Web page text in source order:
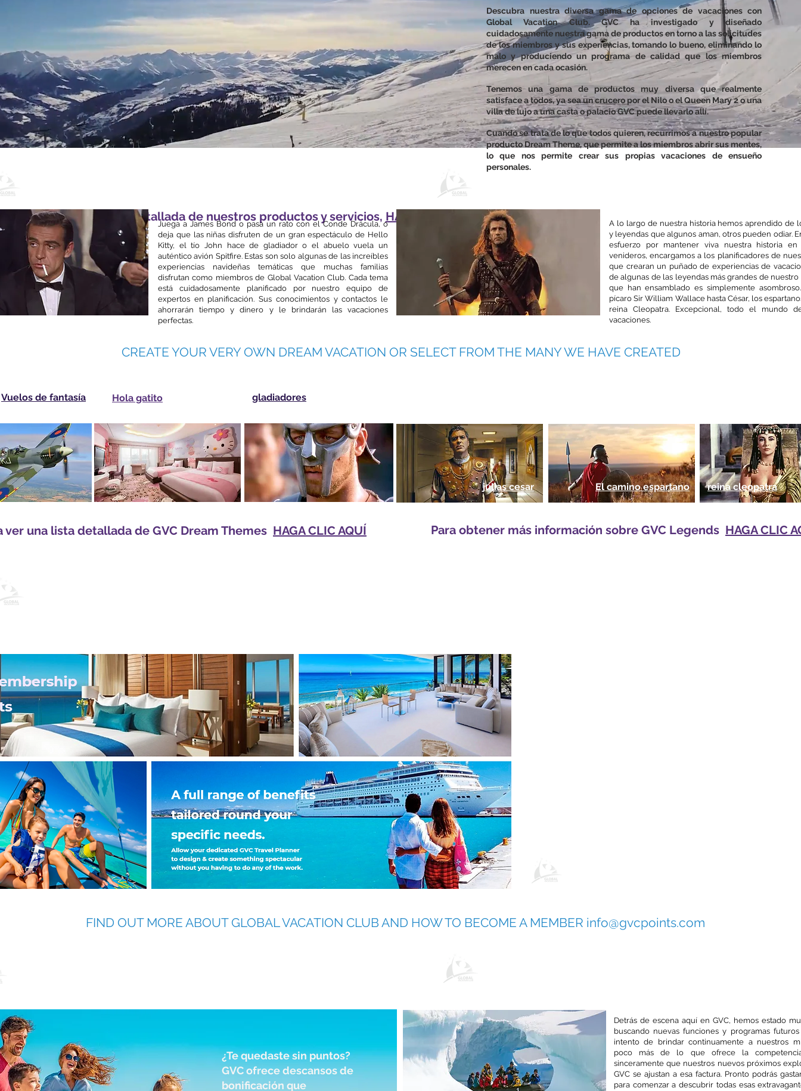
Descubra nuestra diversa gama de opciones de vacaciones con
Global Vacation Club. GVC ha investigado y diseñado
cuidadosamente nuestra gama de productos en torno a las solicitudes
de los miembros y sus experiencias, tomando lo bueno, eliminando lo
malo y produciendo un programa de calidad que los miembros
merecen en cada ocasión.
Tenemos una gama de productos muy diversa que realmente
satisface a todos, ya sea un crucero por el Nilo o el Queen Mary 2 o una
villa de lujo a una casta o palacio GVC puede llevarlo allí.
Cuando se trata de lo que todos quieren, recurrimos a nuestro popular
producto Dream Theme, que permite a los miembros abrir sus mentes,
lo que nos permite crear sus propias vacaciones de ensueño
personales.
Para ver una lista detallada de nuestros productos y servicios, HAGA CLIC AQUÍ
Juega a James Bond o pasa un rato con el Conde Drácula, o
deja que las niñas disfruten de un gran espectáculo de Hello
Kitty, el tío John hace de gladiador o el abuelo vuela un
auténtico avión Spitfire. Estas son solo algunas de las increíbles
experiencias navideñas temáticas que muchas familias
disfrutan como miembros de Global Vacation Club. Cada tema
está cuidadosamente planificado por nuestro equipo de
expertos en planificación. Sus conocimientos y contactos le
ahorrarán tiempo y dinero y le brindarán las vacaciones
perfectas.
A lo largo de nuestra historia hemos aprendido de
y leyendas que algunos aman, otros pueden odiar.
esfuerzo por mantener viva nuestra historia en
venideros, encargamos a los planificadores de
que crearan un puñado de experiencias de
de algunas de las leyendas más grandes de nuestro
que han ensamblado es simplemente
pícaro Sir William Wallace hasta César, los
reina Cleopatra. Excepcional, todo el mundo
vacaciones.
julias cesar El camino espartano reina cleopatra
gladiadores
Hola gatito
Vuelos de fantasía
CREATE YOUR VERY OWN DREAM VACATION OR SELECT FROM THE MANY WE HAVE CREATED
ver una lista detallada de GVC Dream Themes HAGA CLIC AQUÍ Para obtener más información sobre GVC Legends HAGA CLIC
FIND OUT MORE ABOUT GLOBAL VACATION CLUB AND HOW TO BECOME A MEMBER info@gvcpoints.com
¿Te quedaste sin puntos?
GVC ofrece descansos de
bonificación que
Detrás de escena aquí en GVC, hemos estado
buscando nuevas funciones y programas
intento de brindar continuamente a nuestros
poco más de lo que ofrece la
sinceramente que nuestros nuevos próximos
GVC se ajustan a esa factura. Pronto podrás
para comenzar a descubrir todas esas